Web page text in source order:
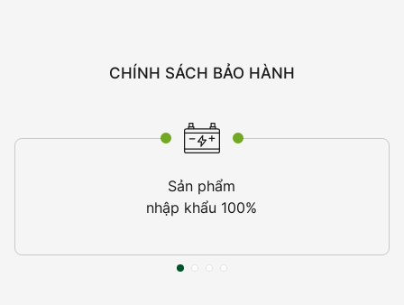
CHÍNH SÁCH BẢO HÀNH
Sản phẩm
nhập khẩu 100%